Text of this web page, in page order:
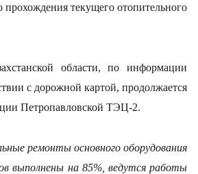
прохождения текущего отопительного
области, по информации
с дорожной картой, продолжается
Петропавловской ТЭЦ-2.
ремонты основного оборудования
выполнены на 85%, ведутся работы